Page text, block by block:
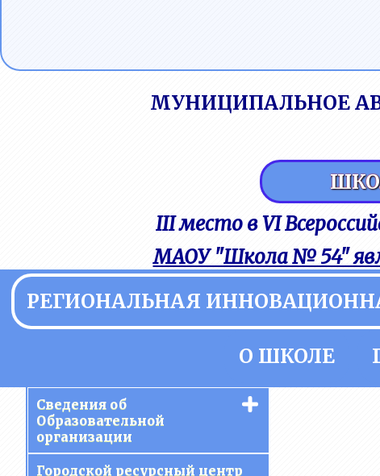
МУНИЦИПАЛЬНОЕ
III место в VI
МАОУ "Школа № 54"
РЕГИОНАЛЬНАЯ
О ШКОЛЕ
Сведения об
Образовательной
организации
Основные сведения
Городской ресурсный центр